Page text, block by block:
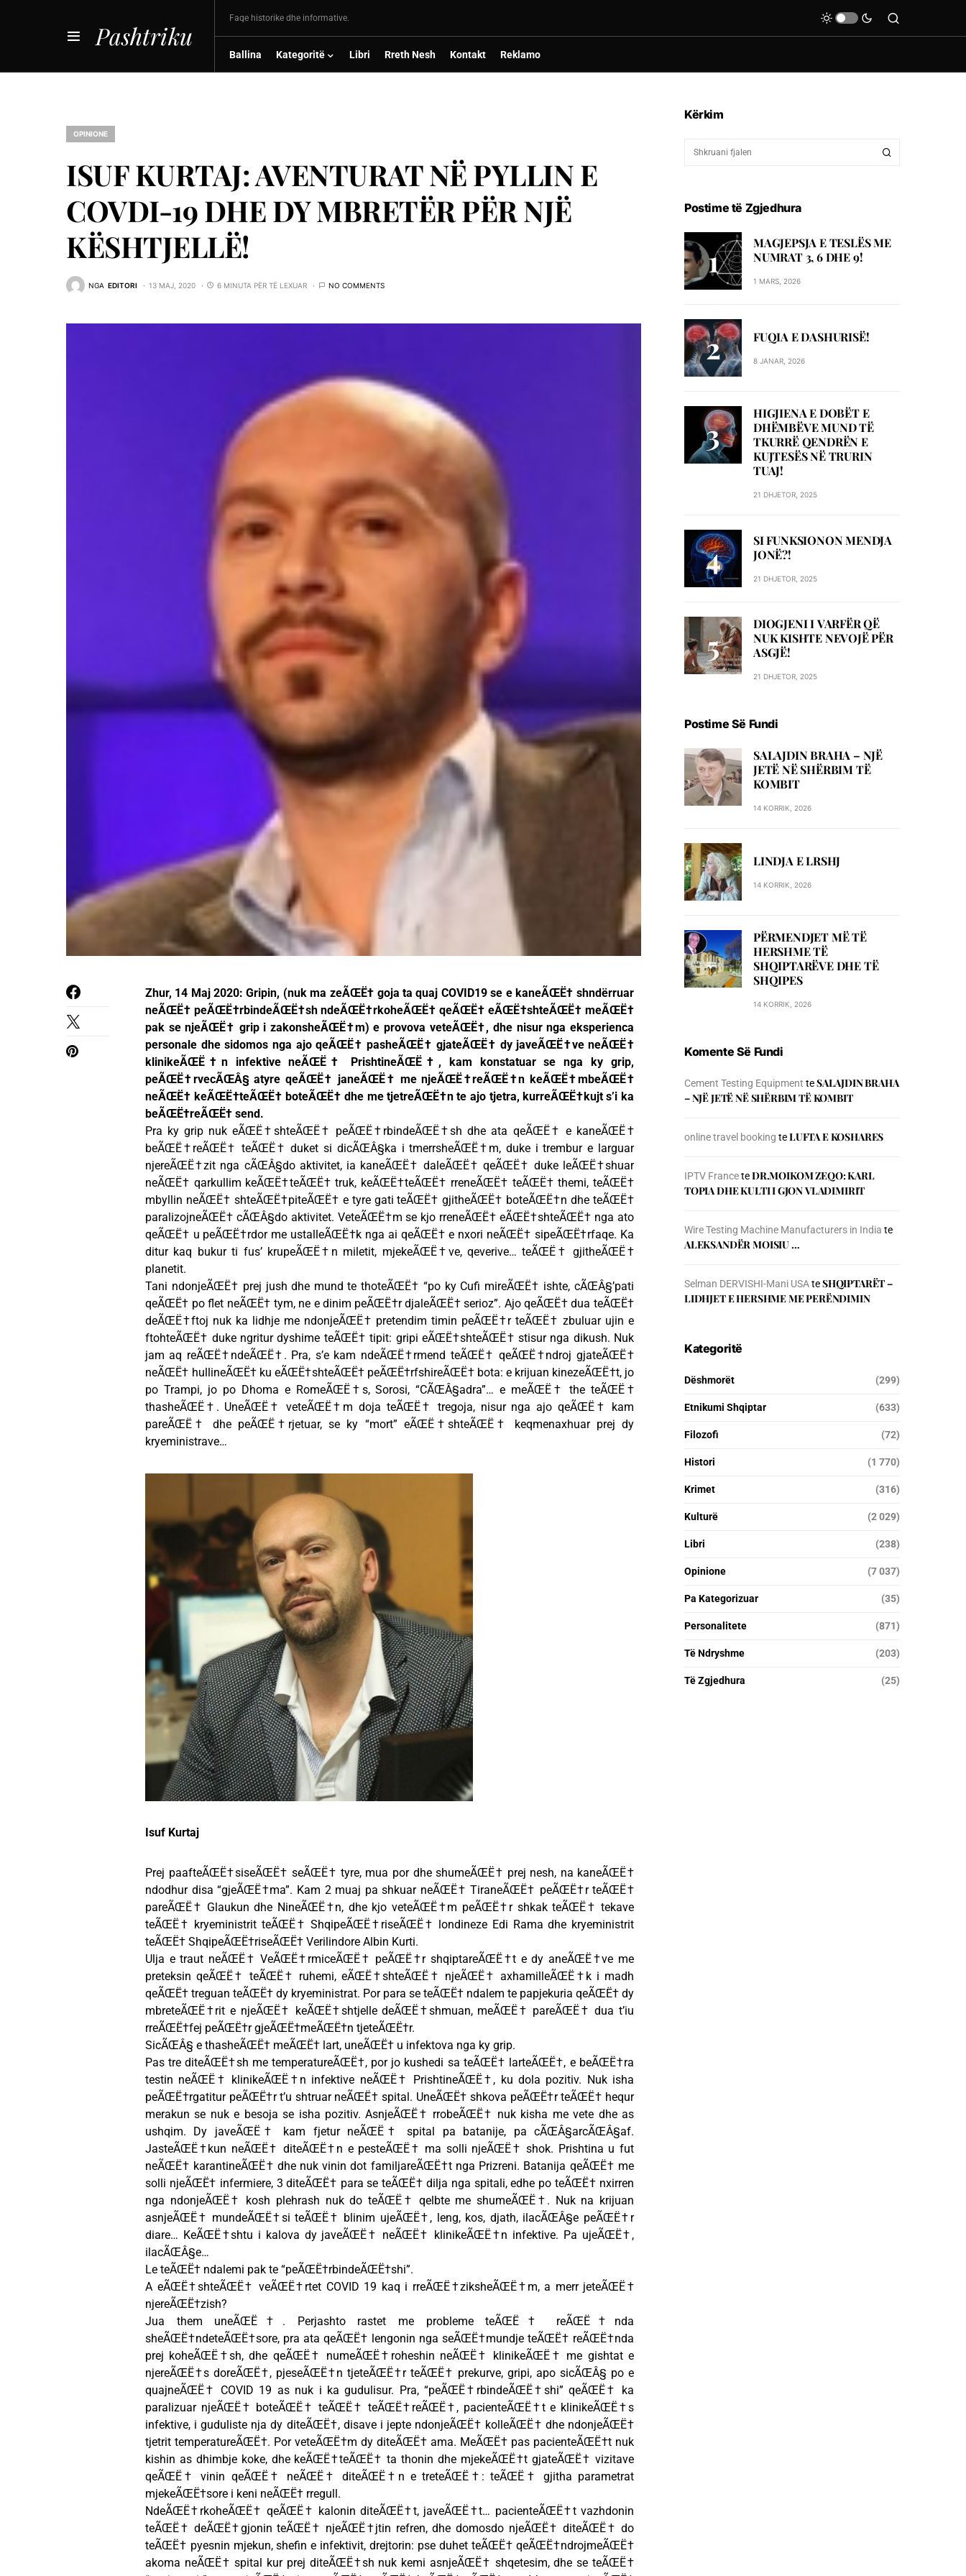
Pashtriku
Faqe historike dhe informative.
Ballina Kategoritë Libri Rreth Nesh Kontakt Reklamo
OPINIONE
ISUF KURTAJ: AVENTURAT NË PYLLIN E
COVDI-19 DHE DY MBRETËR PËR NJË
KËSHTJELLË!
NGA EDITORI 13 MAJ, 2020 6 MINUTA PËR TË LEXUAR NO COMMENTS
Zhur, 14 Maj 2020: Gripin, (nuk ma zeÃŒË† goja ta quaj COVID19 se e kaneÃŒË† shndërruar
neÃŒË† peÃŒË†rbindeÃŒË†sh ndeÃŒË†rkoheÃŒË† qeÃŒË† eÃŒË†shteÃŒË† meÃŒË†
pak se njeÃŒË† grip i zakonsheÃŒË†m) e provova veteÃŒË†, dhe nisur nga eksperienca
personale dhe sidomos nga ajo qeÃŒË† pasheÃŒË† gjateÃŒË† dy javeÃŒË†ve neÃŒË†
klinikeÃŒË†n infektive neÃŒË† PrishtineÃŒË†, kam konstatuar se nga ky grip,
peÃŒË†rvecÃŒÂ§ atyre qeÃŒË† janeÃŒË† me njeÃŒË†reÃŒË†n keÃŒË†mbeÃŒË†
neÃŒË† keÃŒË†teÃŒË† boteÃŒË† dhe me tjetreÃŒË†n te ajo tjetra, kurreÃŒË†kujt s’i ka
beÃŒË†reÃŒË† send.
Pra ky grip nuk eÃŒË†shteÃŒË† peÃŒË†rbindeÃŒË†sh dhe ata qeÃŒË† e kaneÃŒË†
beÃŒË†reÃŒË† teÃŒË† duket si dicÃŒÂ§ka i tmerrsheÃŒË†m, duke i trembur e larguar
njereÃŒË†zit nga cÃŒÂ§do aktivitet, ia kaneÃŒË† daleÃŒË† qeÃŒË† duke leÃŒË†shuar
neÃŒË† qarkullim keÃŒË†teÃŒË† truk, keÃŒË†teÃŒË† rreneÃŒË† teÃŒË† themi, teÃŒË†
mbyllin neÃŒË† shteÃŒË†piteÃŒË† e tyre gati teÃŒË† gjitheÃŒË† boteÃŒË†n dhe teÃŒË†
paralizojneÃŒË† cÃŒÂ§do aktivitet. VeteÃŒË†m se kjo rreneÃŒË† eÃŒË†shteÃŒË† nga ato
qeÃŒË† u peÃŒË†rdor me ustalleÃŒË†k nga ai qeÃŒË† e nxori neÃŒË† sipeÃŒË†rfaqe. Ka
ditur kaq bukur ti fus’ krupeÃŒË†n miletit, mjekeÃŒË†ve, qeverive… teÃŒË† gjitheÃŒË†
planetit.
Tani ndonjeÃŒË† prej jush dhe mund te thoteÃŒË† “po ky Cufi mireÃŒË† ishte, cÃŒÂ§’pati
qeÃŒË† po flet neÃŒË† tym, ne e dinim peÃŒË†r djaleÃŒË† serioz”. Ajo qeÃŒË† dua teÃŒË†
deÃŒË†ftoj nuk ka lidhje me ndonjeÃŒË† pretendim timin peÃŒË†r teÃŒË† zbuluar ujin e
ftohteÃŒË† duke ngritur dyshime teÃŒË† tipit: gripi eÃŒË†shteÃŒË† stisur nga dikush. Nuk
jam aq reÃŒË†ndeÃŒË†. Pra, s’e kam ndeÃŒË†rmend teÃŒË† qeÃŒË†ndroj gjateÃŒË†
neÃŒË† hullineÃŒË† ku eÃŒË†shteÃŒË† peÃŒË†rfshireÃŒË† bota: e krijuan kinezeÃŒË†t, jo
po Trampi, jo po Dhoma e RomeÃŒË†s, Sorosi, “CÃŒÂ§adra”… e meÃŒË† the teÃŒË†
thasheÃŒË†. UneÃŒË† veteÃŒË†m doja teÃŒË† tregoja, nisur nga ajo qeÃŒË† kam
pareÃŒË† dhe peÃŒË†rjetuar, se ky “mort” eÃŒË†shteÃŒË† keqmenaxhuar prej dy
kryeministrave…
Isuf Kurtaj
Prej paafteÃŒË†siseÃŒË† seÃŒË† tyre, mua por dhe shumeÃŒË† prej nesh, na kaneÃŒË†
ndodhur disa “gjeÃŒË†ma”. Kam 2 muaj pa shkuar neÃŒË† TiraneÃŒË† peÃŒË†r teÃŒË†
pareÃŒË† Glaukun dhe NineÃŒË†n, dhe kjo veteÃŒË†m peÃŒË†r shkak teÃŒË† tekave
teÃŒË† kryeministrit teÃŒË† ShqipeÃŒË†riseÃŒË† londineze Edi Rama dhe kryeministrit
teÃŒË† ShqipeÃŒË†riseÃŒË† Verilindore Albin Kurti.
Ulja e traut neÃŒË† VeÃŒË†rmiceÃŒË† peÃŒË†r shqiptareÃŒË†t e dy aneÃŒË†ve me
preteksin qeÃŒË† teÃŒË† ruhemi, eÃŒË†shteÃŒË† njeÃŒË† axhamilleÃŒË†k i madh
qeÃŒË† treguan teÃŒË† dy kryeministrat. Por para se teÃŒË† ndalem te papjekuria qeÃŒË† dy
mbreteÃŒË†rit e njeÃŒË† keÃŒË†shtjelle deÃŒË†shmuan, meÃŒË† pareÃŒË† dua t’iu
rreÃŒË†fej peÃŒË†r gjeÃŒË†meÃŒË†n tjeteÃŒË†r.
SicÃŒÂ§ e thasheÃŒË† meÃŒË† lart, uneÃŒË† u infektova nga ky grip.
Pas tre diteÃŒË†sh me temperatureÃŒË†, por jo kushedi sa teÃŒË† larteÃŒË†, e beÃŒË†ra
testin neÃŒË† klinikeÃŒË†n infektive neÃŒË† PrishtineÃŒË†, ku dola pozitiv. Nuk isha
peÃŒË†rgatitur peÃŒË†r t’u shtruar neÃŒË† spital. UneÃŒË† shkova peÃŒË†r teÃŒË† hequr
merakun se nuk e besoja se isha pozitiv. AsnjeÃŒË† rrobeÃŒË† nuk kisha me vete dhe as
ushqim. Dy javeÃŒË† kam fjetur neÃŒË† spital pa batanije, pa cÃŒÂ§arcÃŒÂ§af.
JasteÃŒË†kun neÃŒË† diteÃŒË†n e pesteÃŒË† ma solli njeÃŒË† shok. Prishtina u fut
neÃŒË† karantineÃŒË† dhe nuk vinin dot familjareÃŒË†t nga Prizreni. Batanija qeÃŒË† me
solli njeÃŒË† infermiere, 3 diteÃŒË† para se teÃŒË† dilja nga spitali, edhe po teÃŒË† nxirren
nga ndonjeÃŒË† kosh plehrash nuk do teÃŒË† qelbte me shumeÃŒË†. Nuk na krijuan
asnjeÃŒË† mundeÃŒË†si teÃŒË† blinim ujeÃŒË†, leng, kos, djath, ilacÃŒÂ§e peÃŒË†r
diare… KeÃŒË†shtu i kalova dy javeÃŒË† neÃŒË† klinikeÃŒË†n infektive. Pa ujeÃŒË†,
ilacÃŒÂ§e…
Le teÃŒË† ndalemi pak te “peÃŒË†rbindeÃŒË†shi”.
A eÃŒË†shteÃŒË† veÃŒË†rtet COVID 19 kaq i rreÃŒË†ziksheÃŒË†m, a merr jeteÃŒË†
njereÃŒË†zish?
Jua them uneÃŒË†. Perjashto rastet me probleme teÃŒË† reÃŒË†nda
sheÃŒË†ndeteÃŒË†sore, pra ata qeÃŒË† lengonin nga seÃŒË†mundje teÃŒË† reÃŒË†nda
prej koheÃŒË†sh, dhe qeÃŒË† numeÃŒË†roheshin neÃŒË† klinikeÃŒË† me gishtat e
njereÃŒË†s doreÃŒË†, pjeseÃŒË†n tjeteÃŒË†r teÃŒË† prekurve, gripi, apo sicÃŒÂ§ po e
quajneÃŒË† COVID 19 as nuk i ka gudulisur. Pra, “peÃŒË†rbindeÃŒË†shi” qeÃŒË† ka
paralizuar njeÃŒË† boteÃŒË† teÃŒË† teÃŒË†reÃŒË†, pacienteÃŒË†t e klinikeÃŒË†s
infektive, i guduliste nja dy diteÃŒË†, disave i jepte ndonjeÃŒË† kolleÃŒË† dhe ndonjeÃŒË†
tjetrit temperatureÃŒË†. Por veteÃŒË†m dy diteÃŒË† ama. MeÃŒË† pas pacienteÃŒË†t nuk
kishin as dhimbje koke, dhe keÃŒË†teÃŒË† ta thonin dhe mjekeÃŒË†t gjateÃŒË† vizitave
qeÃŒË† vinin qeÃŒË† neÃŒË† diteÃŒË†n e treteÃŒË†: teÃŒË† gjitha parametrat
mjekeÃŒË†sore i keni neÃŒË† rregull.
NdeÃŒË†rkoheÃŒË† qeÃŒË† kalonin diteÃŒË†t, javeÃŒË†t… pacienteÃŒË†t vazhdonin
teÃŒË† deÃŒË†gjonin teÃŒË† njeÃŒË†jtin refren, dhe domosdo njeÃŒË† diteÃŒË† do
teÃŒË† pyesnin mjekun, shefin e infektivit, drejtorin: pse duhet teÃŒË† qeÃŒË†ndrojmeÃŒË†
akoma neÃŒË† spital kur prej diteÃŒË†sh nuk kemi asnjeÃŒË† shqetesim, dhe se teÃŒË†
Kërkim
Postime të Zgjedhura
MAGJEPSJA E TESLËS ME
NUMRAT 3, 6 DHE 9!
1 MARS, 2026
FUQIA E DASHURISË!
8 JANAR, 2026
HIGJIENA E DOBËT E
DHËMBËVE MUND TË
TKURRË QENDRËN E
KUJTESËS NË TRURIN
TUAJ!
21 DHJETOR, 2025
SI FUNKSIONON MENDJA
JONË?!
21 DHJETOR, 2025
DIOGJENI I VARFËR QË
NUK KISHTE NEVOJË PËR
ASGJË!
21 DHJETOR, 2025
Postime Së Fundi
SALAJDIN BRAHA – NJЁ
JETЁ NЁ SHЁRBIM TЁ
KOMBIT
14 KORRIK, 2026
LINDJA E LRSHJ
14 KORRIK, 2026
PËRMENDJET MË TË
HERSHME TË
SHQIPTARËVE DHE TË
SHQIPES
14 KORRIK, 2026
Komente Së Fundi
Cement Testing Equipment teSALAJDIN BRAHA
– NJЁ JETЁ NЁ SHЁRBIM TЁ KOMBIT
online travel booking teLUFTA E KOSHARES
IPTV FranceteDR.MOIKOM ZEQO: KARL
TOPIA DHE KULTI I GJON VLADIMIRIT
Wire Testing Machine Manufacturers in India te
ALEKSANDËR MOISIU …
Selman DERVISHI-Mani USAteSHQIPTARËT –
LIDHJET E HERSHME ME PERËNDIMIN
Kategoritë
Dëshmorët (299)
Etnikumi Shqiptar (633)
Filozofi (72)
Histori (1 770)
Krimet (316)
Kulturë (2 029)
Libri (238)
Opinione (7 037)
Pa Kategorizuar (35)
Personalitete (871)
Të Ndryshme (203)
Të Zgjedhura (25)